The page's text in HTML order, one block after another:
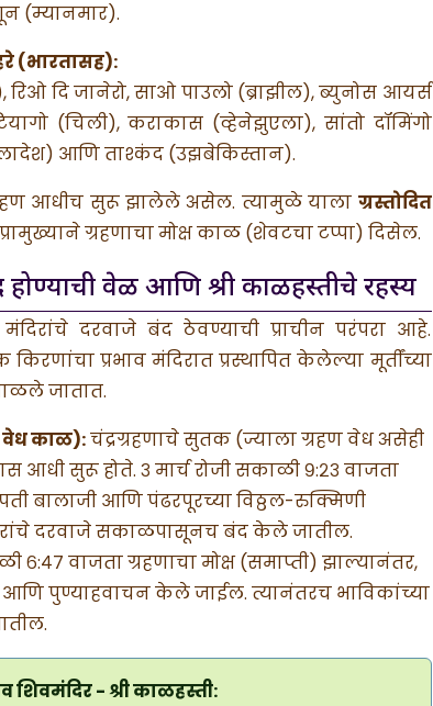
(म्यानमार).
(भारतासह):
दि जानेरो, साओ पाउलो (ब्राझील), ब्युनोस आयर्स
(चिली), कराकास (व्हेनेझुएला), सांतो दॉमिंगो
आणि ताश्कंद (उझबेकिस्तान).
ग्रहण आधीच सुरू झालेले असेल. त्यामुळे याला ग्रस्तोदित
ग्रहणाचा मोक्ष काळ (शेवटचा टप्पा) दिसेल.
होण्याची वेळ आणि श्री काळहस्तीचे रहस्य
दरवाजे बंद ठेवण्याची प्राचीन परंपरा आहे.
प्रभाव मंदिरात प्रस्थापित केलेल्या मूर्तींच्या
जातात.
वेध काळ):चंद्रग्रहणाचे सुतक (ज्याला ग्रहण वेध असेही
आधी सुरू होते. ३ मार्च रोजी सकाळी ९:२३ वाजता
बालाजी आणि पंढरपूरच्या विठ्ठल-रुक्मिणी
दरवाजे सकाळपासूनच बंद केले जातील.
६:४७ वाजता ग्रहणाचा मोक्ष (समाप्ती) झाल्यानंतर,
आणि पुण्याहवाचन केले जाईल. त्यानंतरच भाविकांच्या
- श्री काळहस्ती: